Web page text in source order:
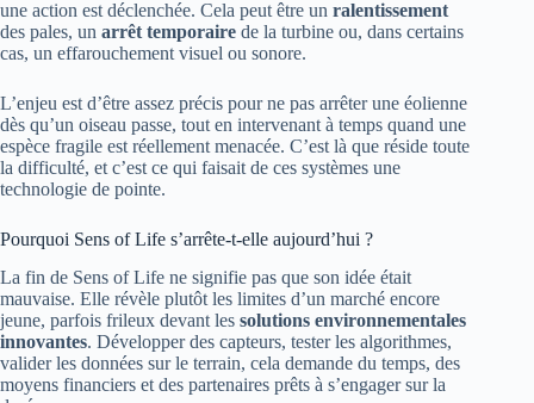
une action est déclenchée. Cela peut être un ralentissement
des pales, un arrêt temporaire de la turbine ou, dans certains
cas, un effarouchement visuel ou sonore.
L’enjeu est d’être assez précis pour ne pas arrêter une éolienne
dès qu’un oiseau passe, tout en intervenant à temps quand une
espèce fragile est réellement menacée. C’est là que réside toute
la difficulté, et c’est ce qui faisait de ces systèmes une
technologie de pointe.
Pourquoi Sens of Life s’arrête-t-elle aujourd’hui ?
La fin de Sens of Life ne signifie pas que son idée était
mauvaise. Elle révèle plutôt les limites d’un marché encore
jeune, parfois frileux devant les solutions environnementales
innovantes. Développer des capteurs, tester les algorithmes,
valider les données sur le terrain, cela demande du temps, des
moyens financiers et des partenaires prêts à s’engager sur la